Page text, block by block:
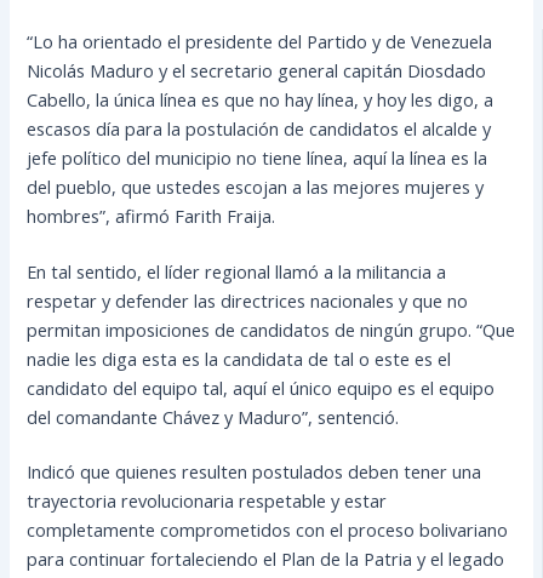
“Lo ha orientado el presidente del Partido y de Venezuela
Nicolás Maduro y el secretario general capitán Diosdado
Cabello, la única línea es que no hay línea, y hoy les digo, a
escasos día para la postulación de candidatos el alcalde y
jefe político del municipio no tiene línea, aquí la línea es la
del pueblo, que ustedes escojan a las mejores mujeres y
hombres”, afirmó Farith Fraija.
En tal sentido, el líder regional llamó a la militancia a
respetar y defender las directrices nacionales y que no
permitan imposiciones de candidatos de ningún grupo. “Que
nadie les diga esta es la candidata de tal o este es el
candidato del equipo tal, aquí el único equipo es el equipo
del comandante Chávez y Maduro”, sentenció.
Indicó que quienes resulten postulados deben tener una
trayectoria revolucionaria respetable y estar
completamente comprometidos con el proceso bolivariano
para continuar fortaleciendo el Plan de la Patria y el legado